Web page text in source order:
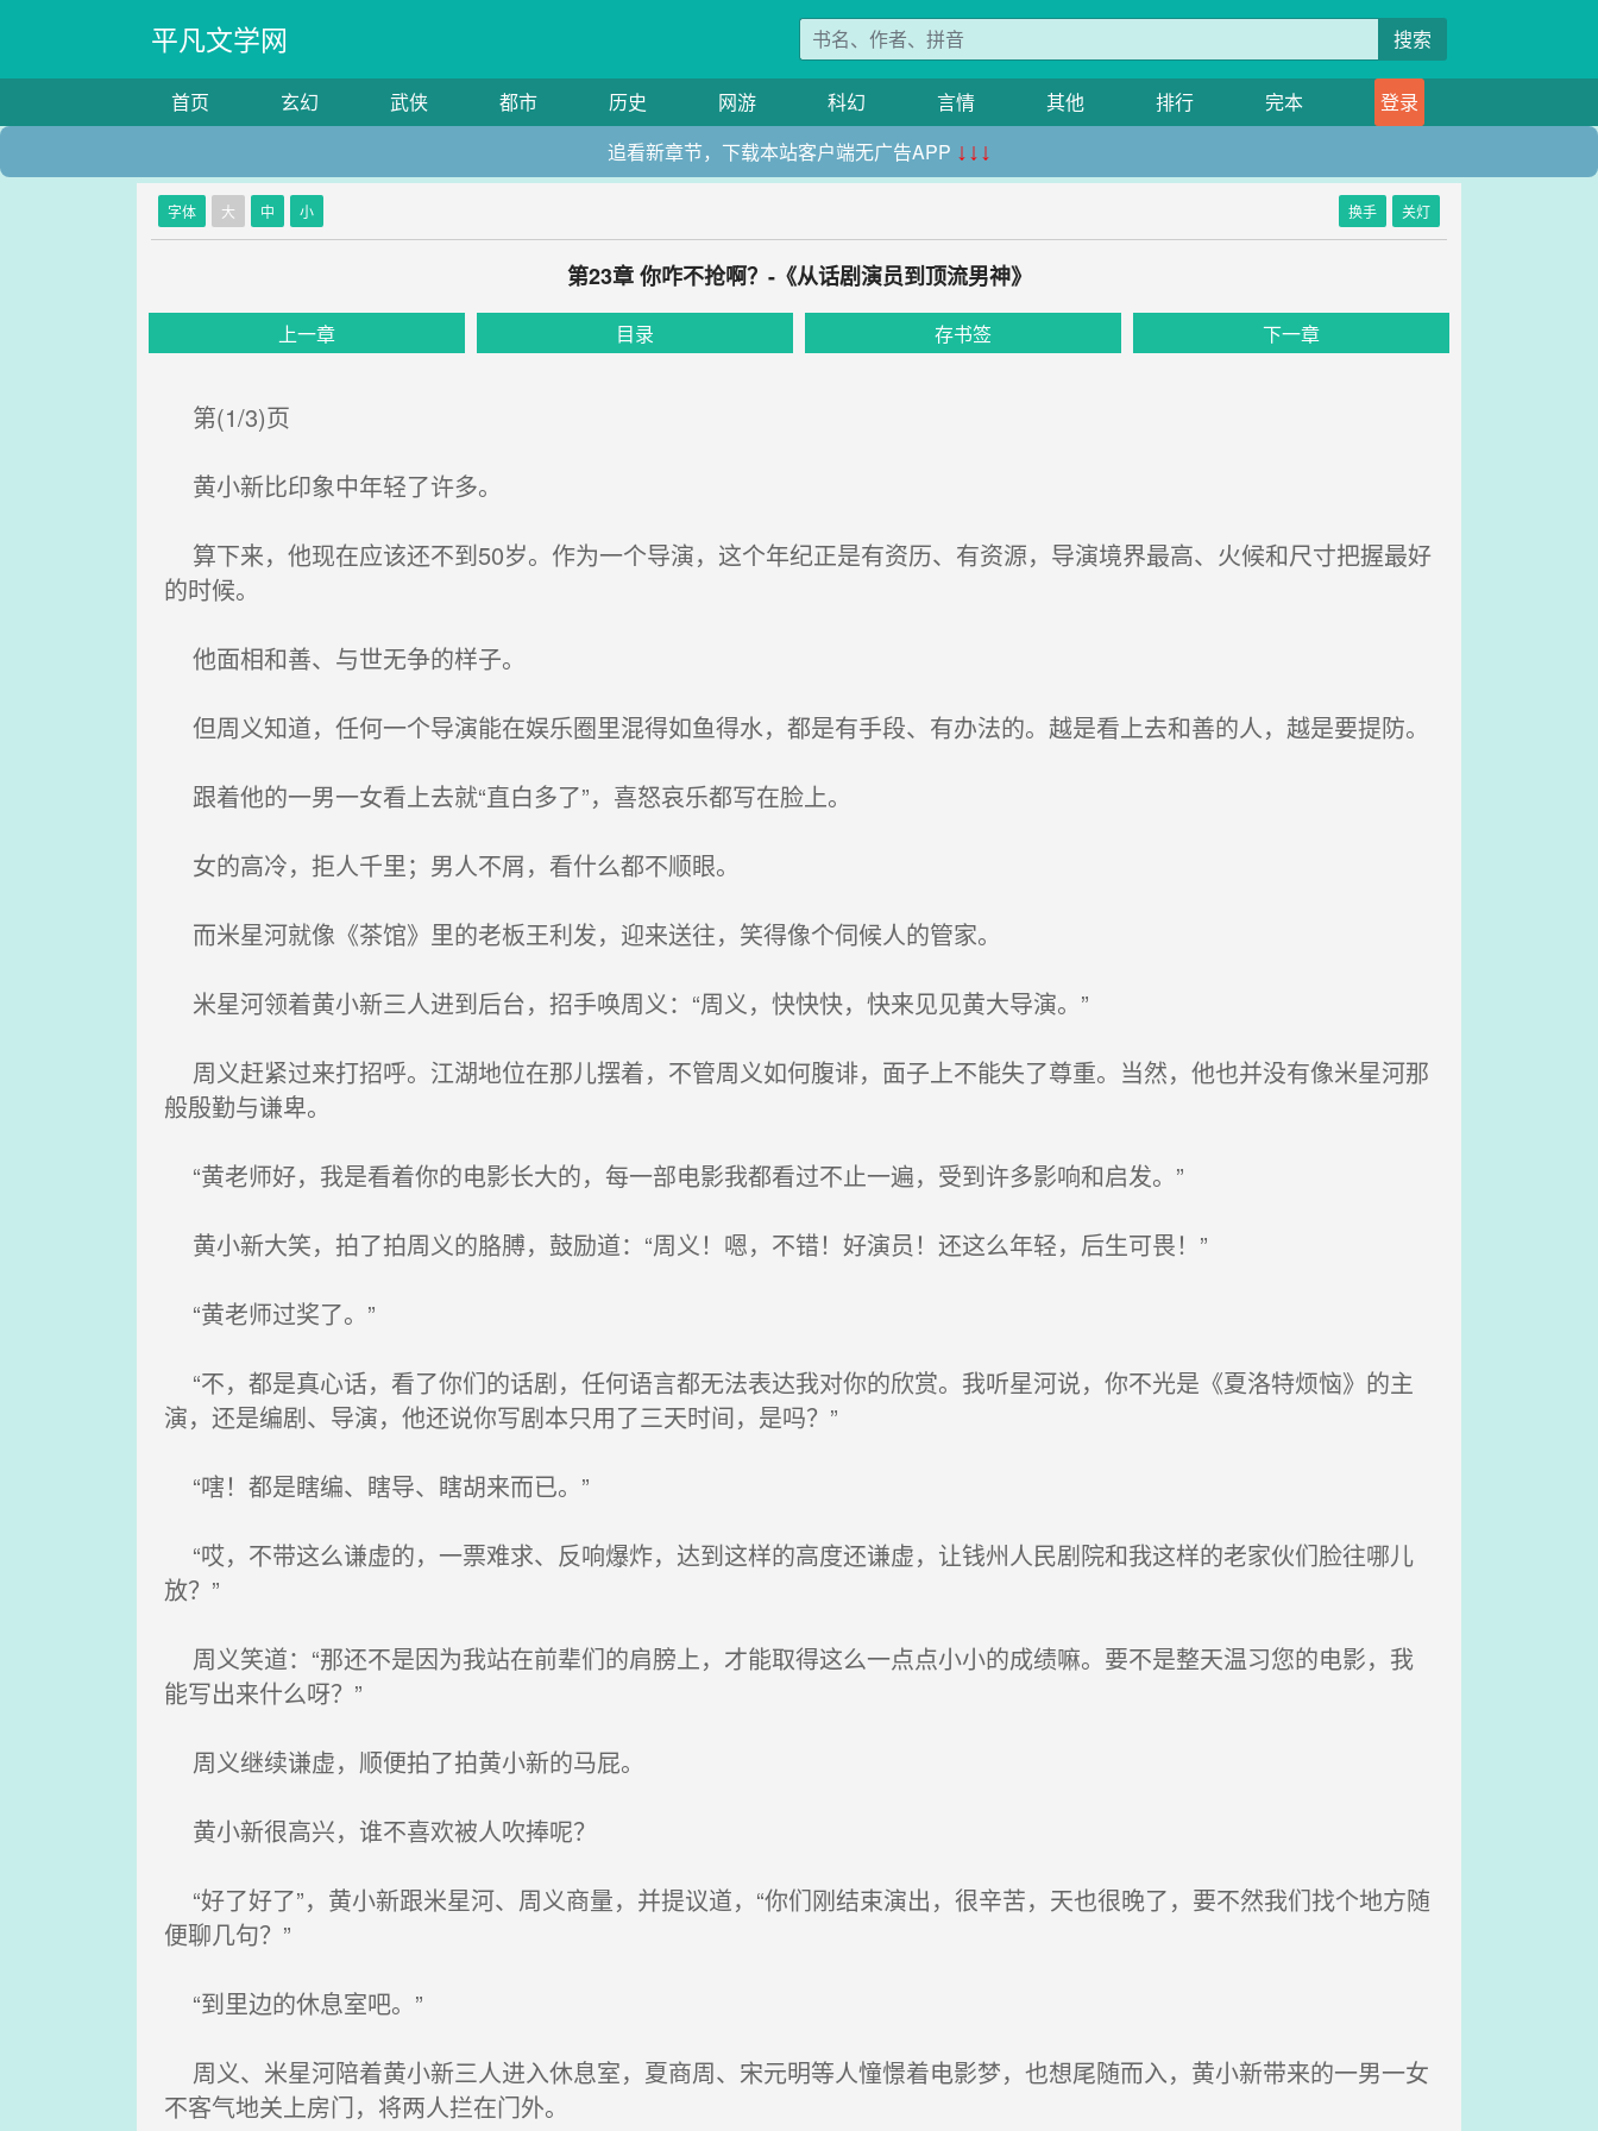
平凡文学网 搜索
首页 玄幻 武侠 都市 历史 网游 科幻 言情 其他 排行 完本
登录
追看新章节，下载本站客户端无广告APP ↓↓↓
字体 大 中 小 换手 关灯
第23章 你咋不抢啊？-《从话剧演员到顶流男神》
上一章 目录 存书签 下一章
第(1/3)页
黄小新比印象中年轻了许多。
算下来，他现在应该还不到50岁。作为一个导演，这个年纪正是有资历、有资源，导演境界最高、火候和尺寸把握最好
的时候。
他面相和善、与世无争的样子。
但周义知道，任何一个导演能在娱乐圈里混得如鱼得水，都是有手段、有办法的。越是看上去和善的人，越是要提防。
跟着他的一男一女看上去就“直白多了”，喜怒哀乐都写在脸上。
女的高冷，拒人千里；男人不屑，看什么都不顺眼。
而米星河就像《茶馆》里的老板王利发，迎来送往，笑得像个伺候人的管家。
米星河领着黄小新三人进到后台，招手唤周义：“周义，快快快，快来见见黄大导演。”
周义赶紧过来打招呼。江湖地位在那儿摆着，不管周义如何腹诽，面子上不能失了尊重。当然，他也并没有像米星河那
般殷勤与谦卑。
“黄老师好，我是看着你的电影长大的，每一部电影我都看过不止一遍，受到许多影响和启发。”
黄小新大笑，拍了拍周义的胳膊，鼓励道：“周义！嗯，不错！好演员！还这么年轻，后生可畏！”
“黄老师过奖了。”
“不，都是真心话，看了你们的话剧，任何语言都无法表达我对你的欣赏。我听星河说，你不光是《夏洛特烦恼》的主
演，还是编剧、导演，他还说你写剧本只用了三天时间，是吗？”
“嗐！都是瞎编、瞎导、瞎胡来而已。”
“哎，不带这么谦虚的，一票难求、反响爆炸，达到这样的高度还谦虚，让钱州人民剧院和我这样的老家伙们脸往哪儿
放？”
周义笑道：“那还不是因为我站在前辈们的肩膀上，才能取得这么一点点小小的成绩嘛。要不是整天温习您的电影，我
能写出来什么呀？”
周义继续谦虚，顺便拍了拍黄小新的马屁。
黄小新很高兴，谁不喜欢被人吹捧呢？
“好了好了”，黄小新跟米星河、周义商量，并提议道，“你们刚结束演出，很辛苦，天也很晚了，要不然我们找个地方随
便聊几句？”
“到里边的休息室吧。”
周义、米星河陪着黄小新三人进入休息室，夏商周、宋元明等人憧憬着电影梦，也想尾随而入，黄小新带来的一男一女
不客气地关上房门，将两人拦在门外。